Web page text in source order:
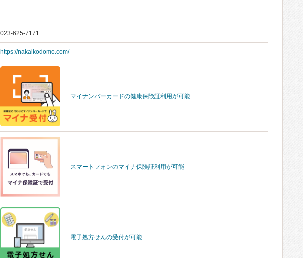
023-625-7171
https://nakaikodomo.com/
マイナンバーカードの健康保険証利用が可能
スマートフォンのマイナ保険証利用が可能
電子処方せんの受付が可能